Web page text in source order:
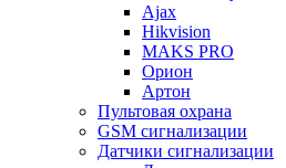
Ajax
Hikvision
MAKS PRO
Орион
Артон
Пультовая охрана
GSM сигнализации
Датчики сигнализации